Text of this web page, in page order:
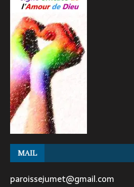
MAIL
paroissejumet@gmail.com